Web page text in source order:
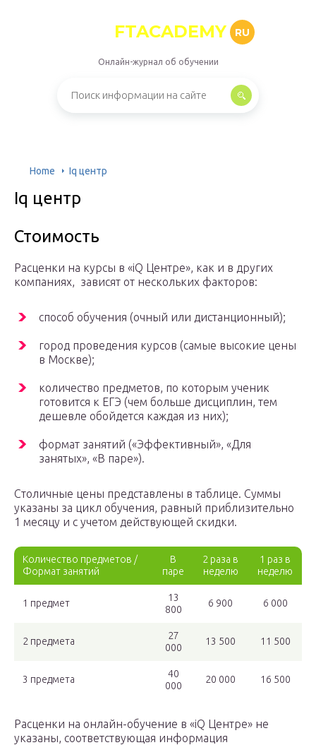
FTACADEMY RU
Онлайн-журнал об обучении
Home Iq центр
Iq центр
Стоимость
Расценки на курсы в «iQ Центре», как и в других
компаниях, зависят от нескольких факторов:
способ обучения (очный или дистанционный);
город проведения курсов (самые высокие цены
в Москве);
количество предметов, по которым ученик
готовится к ЕГЭ (чем больше дисциплин, тем
дешевле обойдется каждая из них);
формат занятий («Эффективный», «Для
занятых», «В паре»).
Столичные цены представлены в таблице. Суммы
указаны за цикл обучения, равный приблизительно
1 месяцу и с учетом действующей скидки.
Количество предметов /
Формат занятий
В
паре
2 раза в
неделю
1 раз в
неделю
1 предмет
13
800
6 900 6 000
2 предмета
27
000
13 500 11 500
3 предмета
40
000
20 000 16 500
Расценки на онлайн-обучение в «iQ Центре» не
указаны, соответствующая информация